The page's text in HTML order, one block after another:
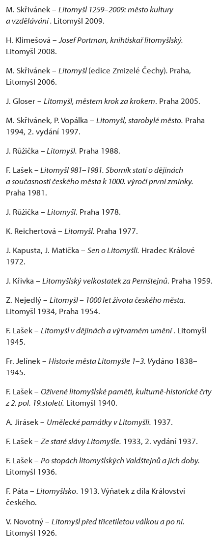
M. Skřivánek – Litomyšl 1259–2009: město kultury
a vzdělávání . Litomyšl 2009.
H. Klimešová – Josef Portman, knihtiskař litomyšlský.
Litomyšl 2008.
M. Skřivánek – Litomyšl(edice Zmizelé Čechy). Praha,
Litomyšl 2006.
J. Gloser – Litomyšl, městem krok za krokem. Praha 2005.
M. Skřivánek, P. Vopálka – Litomyšl, starobylé město. Praha
1994, 2. vydání 1997.
J. Růžička –Litomyšl. Praha 1988.
F. Lašek –Litomyšl 981–1981. Sborník statí o dějinách
a současnosti českého města k 1000. výročí první zmínky.
Praha 1981.
J. Růžička – Litomyšl. Praha 1978.
K. Reichertová – Litomyšl. Praha 1977.
J. Kapusta, J. Matička – Sen o Litomyšli. Hradec Králové
1972.
J. Křivka – Litomyšlský velkostatek za Pernštejnů. Praha 1959.
Z. Nejedlý – Litomyšl – 1000 let života českého města.
Litomyšl 1934, Praha 1954.
F. Lašek – Litomyšl v dějinách a výtvarném umění. Litomyšl
1945.
Fr. Jelínek – Historie města Litomyšle 1–3. Vydáno 1838–
1945.
F. Lašek – Oživené litomyšlské paměti, kulturně-historické črty
z 2. pol. 19.století. Litomyšl 1940.
A. Jirásek – Umělecké památky v Litomyšli. 1937.
F. Lašek – Ze staré slávy Litomyšle. 1933, 2. vydání 1937.
F. Lašek – Po stopách litomyšlských Valdštejnů a jich doby.
Litomyšl 1936.
F. Páta – Litomyšlsko. 1913. Výňatek z díla Království
českého.
V. Novotný – Litomyšl před třicetiletou válkou a po ní.
Litomyšl 1926.